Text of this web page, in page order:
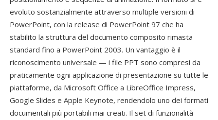
evoluto sostanzialmente attraverso multiple versioni di
PowerPoint, con la release di PowerPoint 97 che ha
stabilito la struttura del documento composito rimasta
standard fino a PowerPoint 2003. Un vantaggio è il
riconoscimento universale — i file PPT sono compresi da
praticamente ogni applicazione di presentazione su tutte le
piattaforme, da Microsoft Office a LibreOffice Impress,
Google Slides e Apple Keynote, rendendolo uno dei formati
documentali più portabili mai creati. Il set di funzionalità